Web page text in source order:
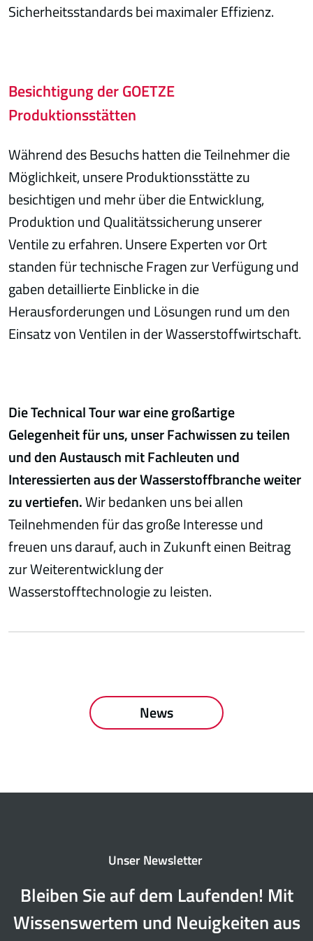
Sicherheitsstandards bei maximaler Effizienz.
Besichtigung der GOETZE
Produktionsstätten
Während des Besuchs hatten die Teilnehmer die
Möglichkeit, unsere Produktionsstätte zu
besichtigen und mehr über die Entwicklung,
Produktion und Qualitätssicherung unserer
Ventile zu erfahren. Unsere Experten vor Ort
standen für technische Fragen zur Verfügung und
gaben detaillierte Einblicke in die
Herausforderungen und Lösungen rund um den
Einsatz von Ventilen in der Wasserstoffwirtschaft.
Die Technical Tour war eine großartige
Gelegenheit für uns, unser Fachwissen zu teilen
und den Austausch mit Fachleuten und
Interessierten aus der Wasserstoffbranche weiter
zu vertiefen.Wir bedanken uns bei allen
Teilnehmenden für das große Interesse und
freuen uns darauf, auch in Zukunft einen Beitrag
zur Weiterentwicklung der
Wasserstofftechnologie zu leisten.
News
Unser Newsletter
Bleiben Sie auf dem Laufenden! Mit
Wissenswertem und Neuigkeiten aus